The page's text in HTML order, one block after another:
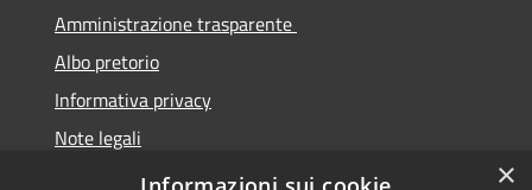
Amministrazione trasparente
Albo pretorio
Informativa privacy
Note legali
Dichiarazione di accessibilità
×